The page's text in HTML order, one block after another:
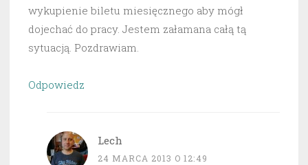
wykupienie biletu miesięcznego aby mógł
dojechać do pracy. Jestem załamana całą tą
sytuacją. Pozdrawiam.
Odpowiedz
Lech
24 MARCA 2013 O 12:49